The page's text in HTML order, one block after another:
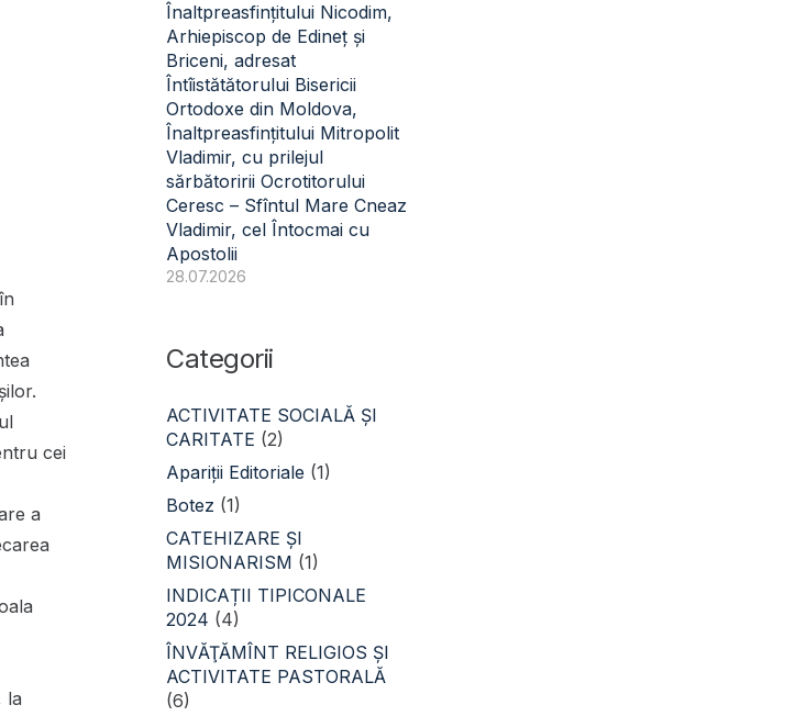
cei
a
la
Înaltpreasfințitului Nicodim,
Arhiepiscop de Edineț și
Briceni, adresat
Întîistătătorului Bisericii
Ortodoxe din Moldova,
Înaltpreasfințitului Mitropolit
Vladimir, cu prilejul
sărbătoririi Ocrotitorului
Ceresc – Sfîntul Mare Cneaz
Vladimir, cel Întocmai cu
Apostolii
28.07.2026
Categorii
ACTIVITATE SOCIALĂ ŞI
CARITATE (2)
Apariții Editoriale (1)
Botez (1)
CATEHIZARE ŞI
MISIONARISM (1)
INDICAȚII TIPICONALE
2024 (4)
ÎNVĂŢĂMÎNT RELIGIOS ŞI
ACTIVITATE PASTORALĂ
(6)